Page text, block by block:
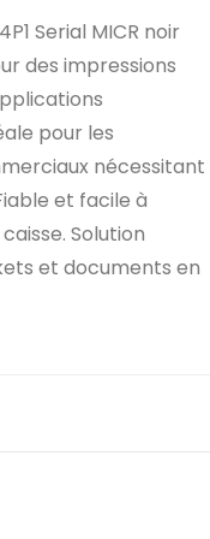
Serial MICR noir
des impressions
pour les
nécessitant
et facile à
Solution
et documents en